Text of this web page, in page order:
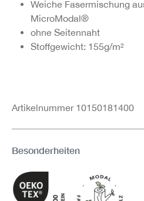
Weiche Fasermischung
MicroModal®
ohne Seitennaht
Stoffgewicht: 155g/m²
Artikelnummer 10150181400
Besonderheiten